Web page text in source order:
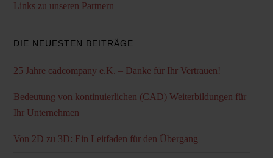
Links zu unseren Partnern
DIE NEUESTEN BEITRÄGE
25 Jahre cadcompany e.K. – Danke für Ihr Vertrauen!
Bedeutung von kontinuierlichen (CAD) Weiterbildungen für
Ihr Unternehmen
Von 2D zu 3D: Ein Leitfaden für den Übergang